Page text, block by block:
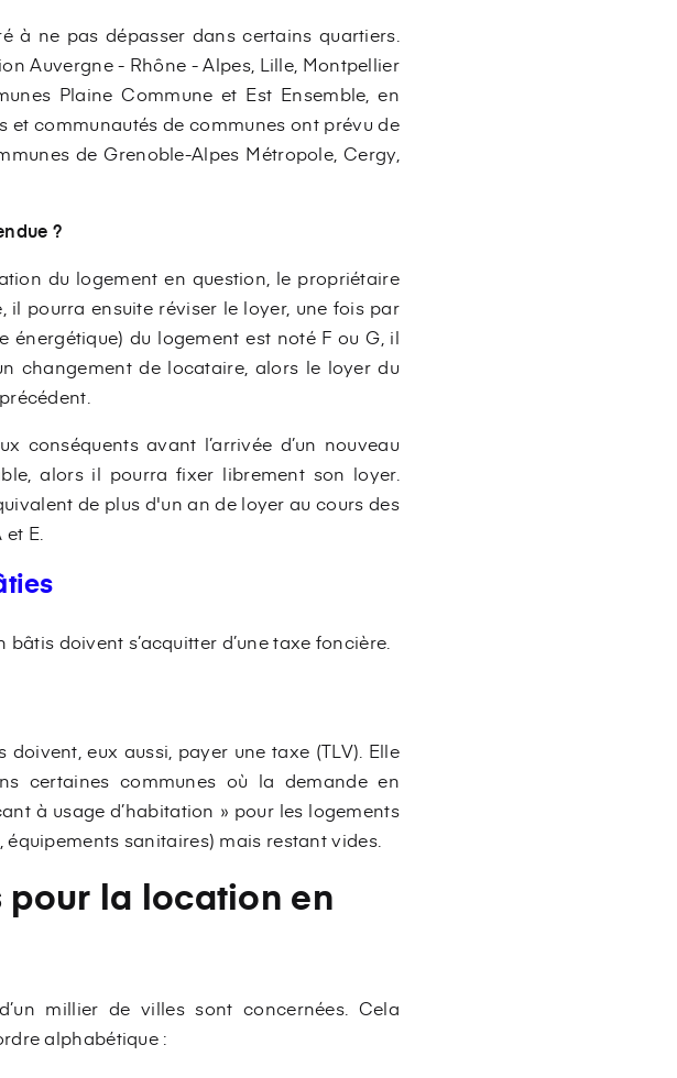
à ne pas dépasser dans certains quartiers.
Auvergne - Rhône - Alpes, Lille, Montpellier
Plaine Commune et Est Ensemble, en
et communautés de communes ont prévu de
de Grenoble-Alpes Métropole, Cergy,
?
du logement en question, le propriétaire
il pourra ensuite réviser le loyer, une fois par
du logement est noté F ou G, il
changement de locataire, alors le loyer du
avant l’arrivée d’un nouveau
alors il pourra fixer librement son loyer.
de plus d'un an de loyer au cours des
E.
doivent s’acquitter d’une taxe foncière.
eux aussi, payer une taxe (TLV). Elle
certaines communes où la demande en
à usage d’habitation » pour les logements
sanitaires) mais restant vides.
pour la location en
millier de villes sont concernées. Cela
alphabétique :